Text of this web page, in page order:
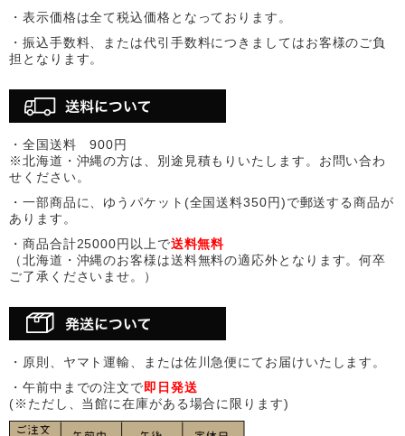
・表示価格は全て税込価格となっております。
・振込手数料、または代引手数料につきましてはお客様のご負
担となります。
・全国送料 900円
※北海道・沖縄の方は、別途見積もりいたします。お問い合わ
せください。
・一部商品に、ゆうパケット(全国送料350円)で郵送する商品が
あります。
・商品合計25000円以上で送料無料
（北海道・沖縄のお客様は送料無料の適応外となります。何卒
ご了承くださいませ。）
・原則、ヤマト運輸、または佐川急便にてお届けいたします。
・午前中までの注文で即日発送
(※ただし、当館に在庫がある場合に限ります)